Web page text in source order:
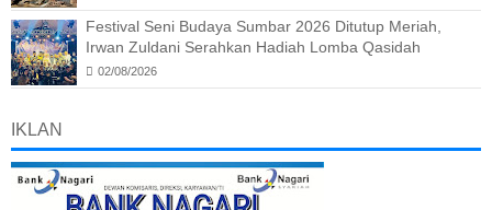
Festival Seni Budaya Sumbar 2026 Ditutup Meriah,
Irwan Zuldani Serahkan Hadiah Lomba Qasidah
02/08/2026
IKLAN